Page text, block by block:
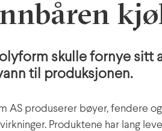
skulle fornye
til produksjonen.
AS produserer bøyer, fendere
Produktene har lang